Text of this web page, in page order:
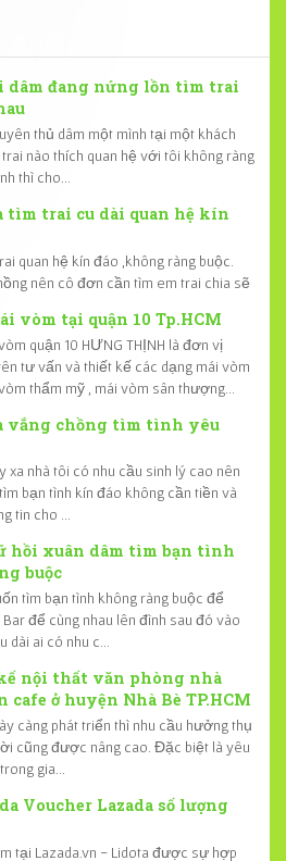
dâm đang nứng lồn tìm trai
thủ dâm một mình tại một khách
nào thích quan hệ với tôi không ràng
thì cho...
tìm trai cu dài quan hệ kín
quan hệ kín đáo ,không ràng buộc.
nên cô đơn cần tìm em trai chia sẽ
vòm tại quận 10 Tp.HCM
quận 10 HƯNG THỊNH là đơn vị
tư vấn và thiết kế các dạng mái vòm
thẩm mỹ , mái vòm sân thượng...
vắng chồng tìm tình yêu
xa nhà tôi có nhu cầu sinh lý cao nên
bạn tình kín đáo không cần tiền và
tin cho ...
hồi xuân dâm tìm bạn tình
buộc
tìm bạn tình không ràng buộc để
Bar để cùng nhau lên đình sau đó vào
dài ai có nhu c...
nội thất văn phòng nhà
cafe ở huyện Nhà Bè TP.HCM
càng phát triển thì nhu cầu hưởng thụ
cũng được nâng cao. Đặc biệt là yêu
gia...
Voucher Lazada số lượng
tại Lazada.vn - Lidota được sự hợp